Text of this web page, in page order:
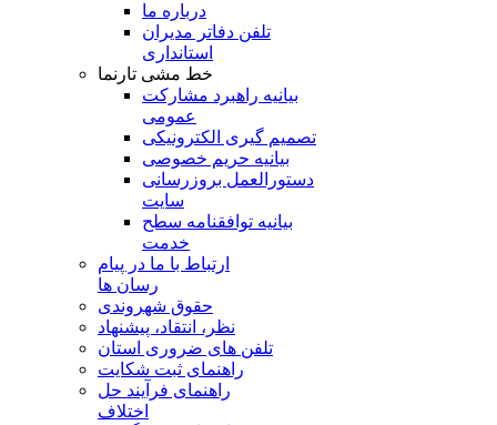
درباره ما
تلفن دفاتر مدیران
استانداری
خط مشی تارنما
بیانیه راهبرد مشارکت
عمومی
تصمیم گیری الکترونیکی
بیانیه حریم خصوصی
دستورالعمل بروزرسانی
سایت
بیانیه توافقنامه سطح
خدمت
ارتباط با ما در پیام
رسان ها
حقوق شهروندی
نظر، انتقاد، پیشنهاد
تلفن های ضروری استان
راهنمای ثبت شکایت
راهنمای فرآیند حل
اختلاف